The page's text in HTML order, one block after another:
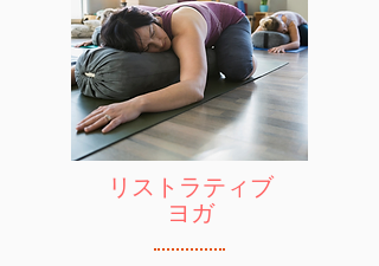
リストラティブ
ヨガ